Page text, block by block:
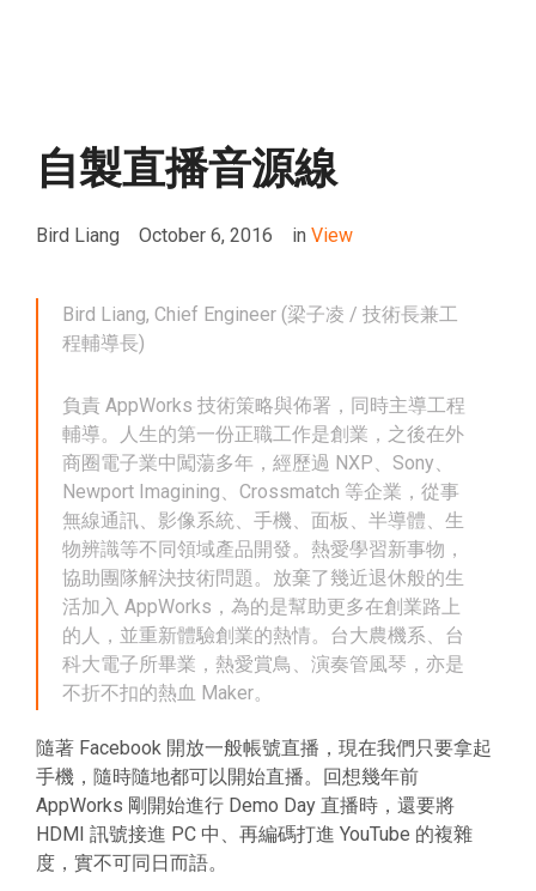
自製直播音源線
Bird Liang October 6, 2016 in View
Bird Liang, Chief Engineer (梁子凌 / 技術長兼工
程輔導長)
負責 AppWorks 技術策略與佈署，同時主導工程
輔導。人生的第一份正職工作是創業，之後在外
商圈電子業中闖蕩多年，經歷過 NXP、Sony、
Newport Imagining、Crossmatch 等企業，從事
無線通訊、影像系統、手機、面板、半導體、生
物辨識等不同領域產品開發。熱愛學習新事物，
協助團隊解決技術問題。放棄了幾近退休般的生
活加入 AppWorks，為的是幫助更多在創業路上
的人，並重新體驗創業的熱情。台大農機系、台
科大電子所畢業，熱愛賞鳥、演奏管風琴，亦是
不折不扣的熱血 Maker。
隨著 Facebook 開放一般帳號直播，現在我們只要拿起
手機，隨時隨地都可以開始直播。回想幾年前
AppWorks 剛開始進行 Demo Day 直播時，還要將
HDMI 訊號接進 PC 中、再編碼打進 YouTube 的複雜
度，實不可同日而語。